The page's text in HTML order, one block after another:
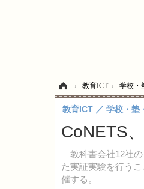
› 教育ICT › 学校・
CoNETS
教科書会社12社の
た実証実験を行う
催する。
教育ICT 学校・塾